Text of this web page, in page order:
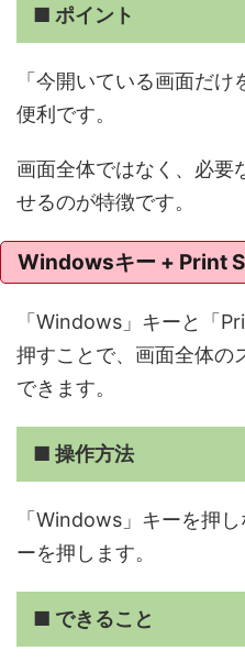
■ ポイント
「今開いている画面だ
便利です。
画面全体ではなく、必要
せるのが特徴です。
Windowsキー + Print
「Windows」キーと「
押すことで、画面全体の
できます。
■ 操作方法
「Windows」キーを押
ーを押します。
■ できること